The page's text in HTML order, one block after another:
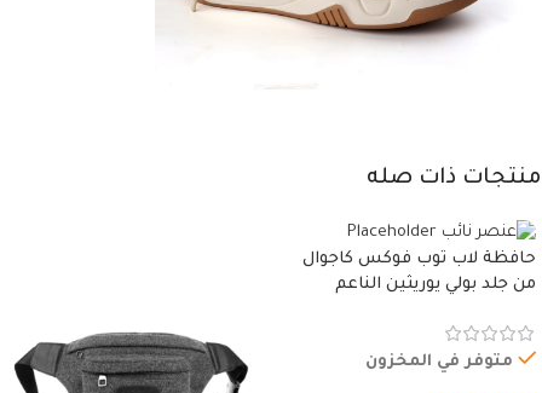
منتجات ذات صله
حافظة لاب توب فوكس كاجوال
من جلد بولي يوريثين الناعم
وسوستة.
متوفر في المخزون